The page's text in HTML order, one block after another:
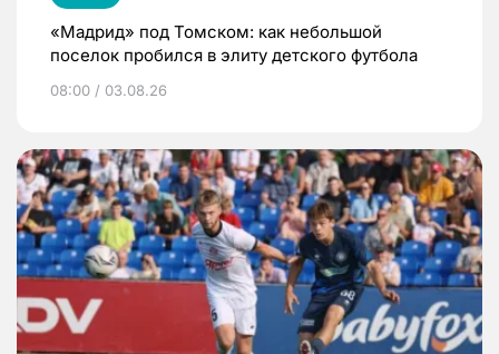
«Мадрид» под Томском: как небольшой
поселок пробился в элиту детского футбола
08:00 / 03.08.26